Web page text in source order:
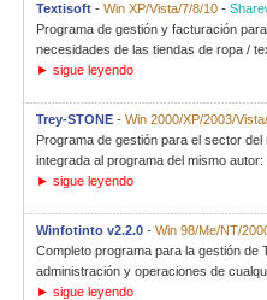
Textisoft - Win XP/Vista/7/8/10 -
Programa de gestión y facturación
necesidades de las tiendas de ropa /
► sigue leyendo
Trey-STONE - Win 2000/XP/2003/
Programa de gestión para el sector
integrada al programa del mismo
► sigue leyendo
Winfotinto v2.2.0 - Win 98/Me/NT/
Completo programa para la gestión
administración y operaciones de
► sigue leyendo